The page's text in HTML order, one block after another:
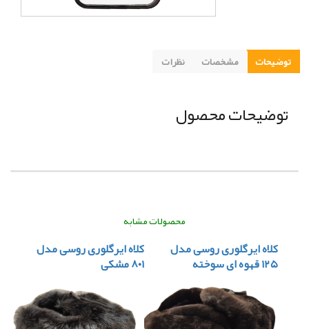
توضیحات مشخصات نظرات
توضیحات محصول
محصولات مشابه
کلاه ایرگلوری روسی مدل
۱۲۵ قهوه ای سوخته
کلاه ایرگلوری روسی مدل
۸۰۱ مشکی